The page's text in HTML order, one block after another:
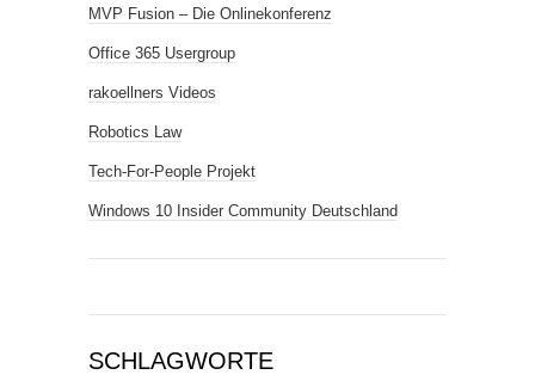
MVP Fusion – Die Onlinekonferenz
Office 365 Usergroup
rakoellners Videos
Robotics Law
Tech-For-People Projekt
Windows 10 Insider Community Deutschland
SCHLAGWORTE